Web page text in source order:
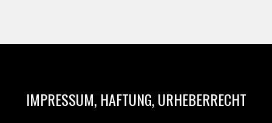
IMPRESSUM, HAFTUNG, URHEBERRECHT